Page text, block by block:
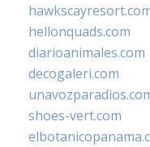
hellonquads.com
diarioanimales.com
decogaleri.com
shoes-vert.com